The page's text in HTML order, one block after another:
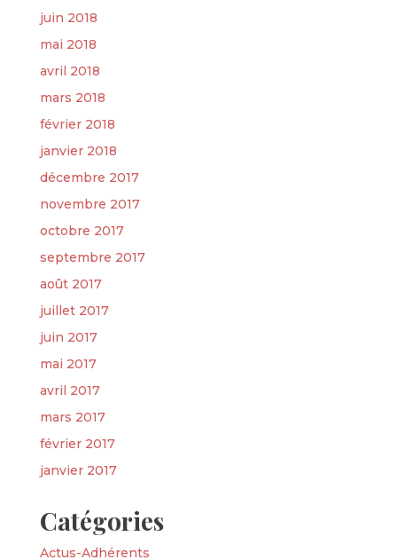
juin 2018
mai 2018
avril 2018
mars 2018
février 2018
janvier 2018
décembre 2017
novembre 2017
octobre 2017
septembre 2017
août 2017
juillet 2017
juin 2017
mai 2017
avril 2017
mars 2017
février 2017
janvier 2017
Catégories
Actus-Adhérents